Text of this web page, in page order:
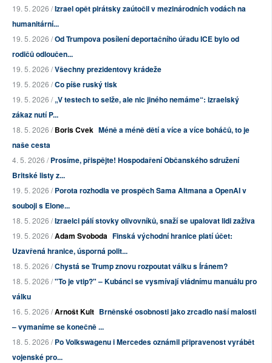
19. 5. 2026 /Izrael opět pirátsky zaútočil v mezinárodních vodách na
humanitární...
19. 5. 2026 /Od Trumpova posílení deportačního úřadu ICE bylo od
rodičů odloučen...
19. 5. 2026 /Všechny prezidentovy krádeže
19. 5. 2026 /Co píše ruský tisk
19. 5. 2026 /„V testech to selže, ale nic jiného nemáme“: izraelský
zákaz nutí P...
18. 5. 2026 /Boris Cvek Méně a méně dětí a více a více boháčů, to je
naše cesta
4. 5. 2026 /Prosíme, přispějte! Hospodaření Občanského sdružení
Britské listy z...
19. 5. 2026 /Porota rozhodla ve prospěch Sama Altmana a OpenAI v
souboji s Elone...
18. 5. 2026 /Izraelci pálí stovky olivovníků, snaží se upalovat lidi zaživa
19. 5. 2026 /Adam Svoboda Finská východní hranice platí účet:
Uzavřená hranice, úsporná polit...
18. 5. 2026 /Chystá se Trump znovu rozpoutat válku s Íránem?
18. 5. 2026 /"To je vtip?" – Kubánci se vysmívají vládnímu manuálu pro
válku
16. 5. 2026 /Arnošt Kult Brněnské osobnosti jako zrcadlo naší malosti
– vymaníme se konečně ...
18. 5. 2026 /Po Volkswagenu i Mercedes oznámil připravenost vyrábět
vojenské pro...